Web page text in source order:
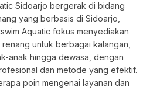
Sidoarjo bergerak di bidang
yang berbasis di Sidoarjo,
Aquatic fokus menyediakan
untuk berbagai kalangan,
anak hingga dewasa, dengan
dan metode yang efektif.
poin mengenai layanan dan